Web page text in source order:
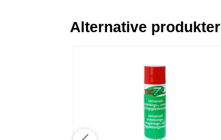
Alternative produkter